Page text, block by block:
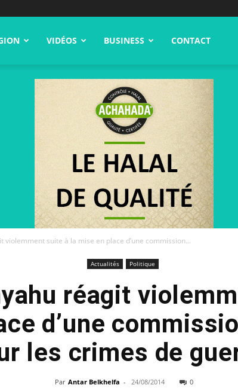
VIDÉOS BUSINESS CONTACT
violemment suite à la mise en place d’une commission...
Actualités Politique
réagit
d’une
les crimes de
Par Antar Belkhelfa - 24/08/2014 0